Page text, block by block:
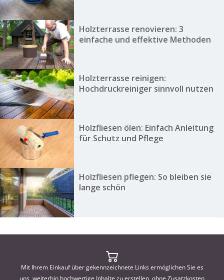
Holzterrasse renovieren: 3
einfache und effektive Methoden
Holzterrasse reinigen:
Hochdruckreiniger sinnvoll nutzen
Holzfliesen ölen: Einfach Anleitung
für Schutz und Pflege
Holzfliesen pflegen: So bleiben sie
lange schön
Mit Ihrem Einkauf über gekennzeichnete Links ermöglichen Sie es
uns, weiterhin hochwertige Inhalte zu erstellen, ohne Zusatzkosten